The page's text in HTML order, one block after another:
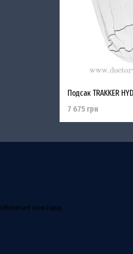
7 675 грн